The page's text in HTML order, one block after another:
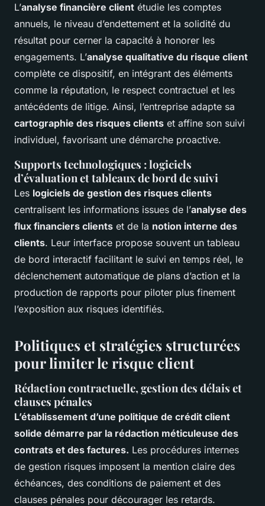
L’analyse financière client étudie les comptes
annuels, le niveau d’endettement et la solidité du
résultat pour cerner la capacité à honorer les
engagements. L’analyse qualitative du risque client
complète ce dispositif, en intégrant des éléments
comme la réputation, le respect contractuel et les
antécédents de litige. Ainsi, l’entreprise adapte sa
cartographie des risques clients et affine son suivi
individuel, favorisant une démarche proactive.
Supports technologiques : logiciels
d’évaluation et tableaux de bord de suivi
Les logiciels de gestion des risques clients
centralisent les informations issues de l’analyse des
flux financiers clients et de la notion interne des
clients. Leur interface propose souvent un tableau
de bord interactif facilitant le suivi en temps réel, le
déclenchement automatique de plans d’action et la
production de rapports pour piloter plus finement
l’exposition aux risques identifiés.
Politiques et stratégies structurées
pour limiter le risque client
Rédaction contractuelle, gestion des délais et
clauses pénales
L’établissement d’une politique de crédit client
solide démarre par la rédaction méticuleuse des
contrats et des factures. Les procédures internes
de gestion risques imposent la mention claire des
échéances, des conditions de paiement et des
clauses pénales pour décourager les retards.